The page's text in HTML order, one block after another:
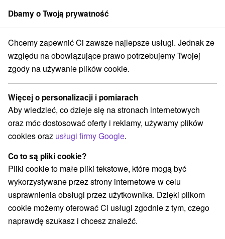
członek grupySorger
na Słowacji Stredné Slovensko Žilinský kraj Malatíny
Zakwaterowanie na Słowacji
Malatíny
Kategorie
Wszystkie kategorie
Hotele na Slovacji
Apartmány(1) Chaty na prenájom
Wybierz lokalizację lub datę
WSZYSTKO TOP - BESTSELLERY NAJTAŃSZE
Dbamy o Twoją prywatność
Chcemy zapewnić Ci zawsze najlepsze usługi. Jednak ze
względu na obowiązujące prawo potrzebujemy Twojej
zgody na używanie plików cookie.
Więcej o personalizacji i pomiarach
Aby wiedzieć, co dzieje się na stronach internetowych
oraz móc dostosować oferty i reklamy, używamy plików
cookies oraz usługi firmy Google.
Co to są pliki cookie?
Pliki cookie to małe pliki tekstowe, które mogą być
wykorzystywane przez strony internetowe w celu
usprawnienia obsługi przez użytkownika. Dzięki plikom
cookie możemy oferować Ci usługi zgodnie z tym, czego
naprawdę szukasz i chcesz znaleźć.